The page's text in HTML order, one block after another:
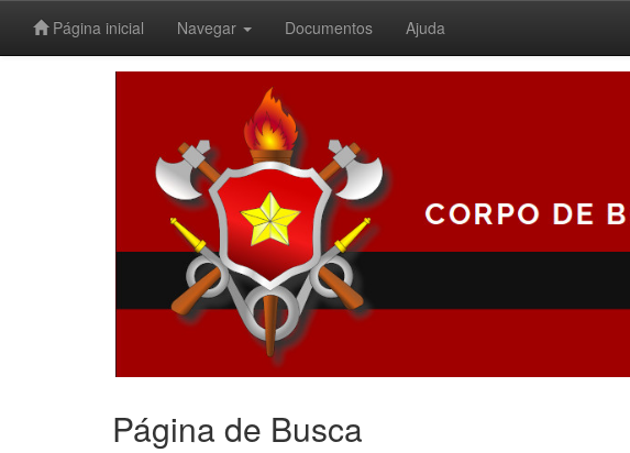
Página inicial Navegar Documentos Ajuda
Página de Busca